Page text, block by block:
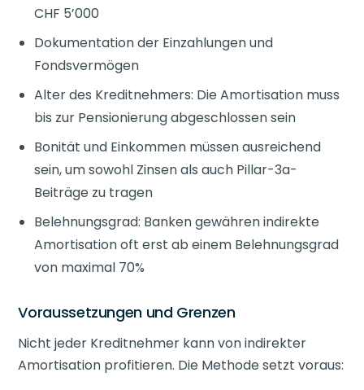
CHF 5’000
Dokumentation der Einzahlungen und
Fondsvermögen
Alter des Kreditnehmers: Die Amortisation muss
bis zur Pensionierung abgeschlossen sein
Bonität und Einkommen müssen ausreichend
sein, um sowohl Zinsen als auch Pillar-3a-
Beiträge zu tragen
Belehnungsgrad: Banken gewähren indirekte
Amortisation oft erst ab einem Belehnungsgrad
von maximal 70%
Voraussetzungen und Grenzen
Nicht jeder Kreditnehmer kann von indirekter
Amortisation profitieren. Die Methode setzt voraus: